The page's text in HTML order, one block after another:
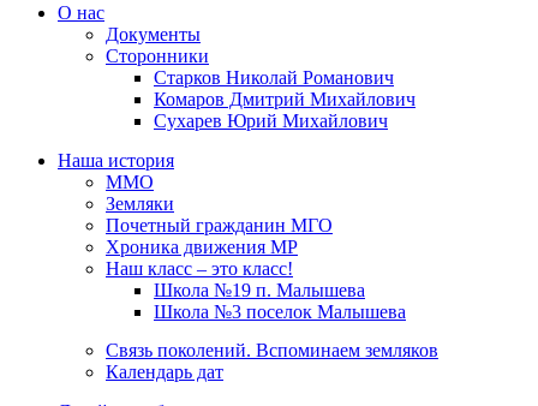
О нас
Документы
Сторонники
Старков Николай Романович
Комаров Дмитрий Михайлович
Сухарев Юрий Михайлович
Наша история
ММО
Земляки
Почетный гражданин МГО
Хроника движения МР
Наш класс – это класс!
Школа №19 п. Малышева
Школа №3 поселок Малышева
Связь поколений. Вспоминаем земляков
Календарь дат